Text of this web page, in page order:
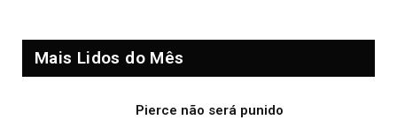
Mais Lidos do Mês
Pierce não será punido